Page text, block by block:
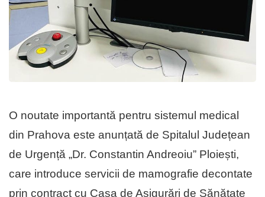
O noutate importantă pentru sistemul medical
din Prahova este anunțată de Spitalul Județean
de Urgență „Dr. Constantin Andreoiu” Ploiești,
care introduce servicii de mamografie decontate
prin contract cu Casa de Asigurări de Sănătate